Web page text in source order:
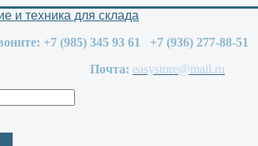
и техника для склада
+7 (985) 345 93 61 +7 (936) 277-88-51
easystore@mail.ru